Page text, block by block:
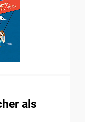
als